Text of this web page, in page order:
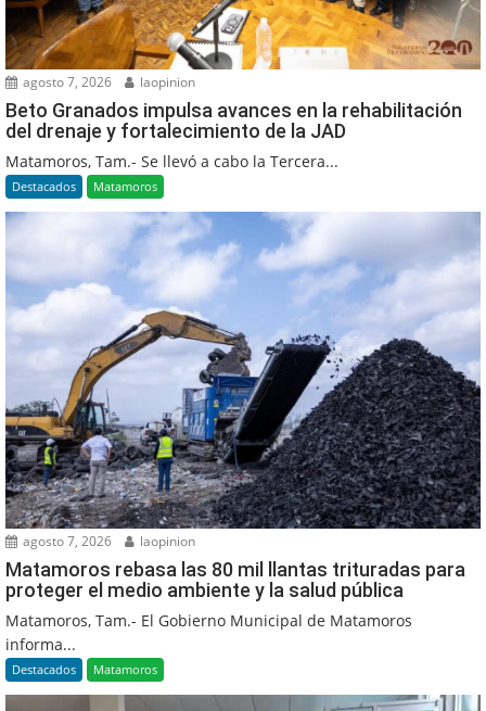
agosto 7, 2026 laopinion
Beto Granados impulsa avances en la rehabilitación
del drenaje y fortalecimiento de la JAD
Matamoros, Tam.- Se llevó a cabo la Tercera...
Destacados Matamoros
agosto 7, 2026 laopinion
Matamoros rebasa las 80 mil llantas trituradas para
proteger el medio ambiente y la salud pública
Matamoros, Tam.- El Gobierno Municipal de Matamoros
informa...
Destacados Matamoros